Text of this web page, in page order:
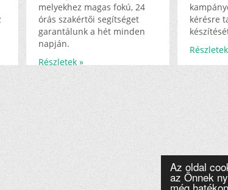
Az oldal
az Önnek
melyekhez magas fokú, 24
órás szakértői segítséget
garantálunk a hét minden
napján.
Részletek »
kérésre